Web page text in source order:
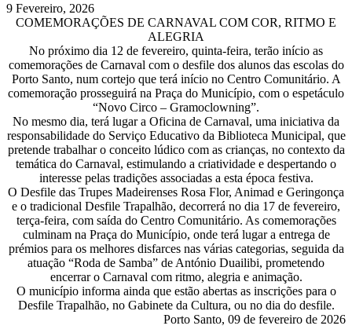
9 Fevereiro, 2026
COMEMORAÇÕES DE CARNAVAL COM COR, RITMO E
ALEGRIA
No próximo dia 12 de fevereiro, quinta-feira, terão início as
comemorações de Carnaval com o desfile dos alunos das escolas do
Porto Santo, num cortejo que terá início no Centro Comunitário. A
comemoração prosseguirá na Praça do Município, com o espetáculo
“Novo Circo – Gramoclowning”.
No mesmo dia, terá lugar a Oficina de Carnaval, uma iniciativa da
responsabilidade do Serviço Educativo da Biblioteca Municipal, que
pretende trabalhar o conceito lúdico com as crianças, no contexto da
temática do Carnaval, estimulando a criatividade e despertando o
interesse pelas tradições associadas a esta época festiva.
O Desfile das Trupes Madeirenses Rosa Flor, Animad e Geringonça
e o tradicional Desfile Trapalhão, decorrerá no dia 17 de fevereiro,
terça-feira, com saída do Centro Comunitário. As comemorações
culminam na Praça do Município, onde terá lugar a entrega de
prémios para os melhores disfarces nas várias categorias, seguida da
atuação “Roda de Samba” de António Duailibi, prometendo
encerrar o Carnaval com ritmo, alegria e animação.
O município informa ainda que estão abertas as inscrições para o
Desfile Trapalhão, no Gabinete da Cultura, ou no dia do desfile.
Porto Santo, 09 de fevereiro de 2026